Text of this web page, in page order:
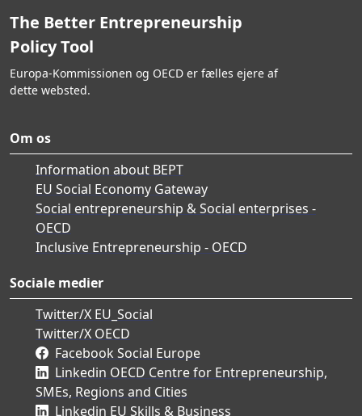
The Better Entrepreneurship
Policy Tool
Europa-Kommissionen og OECD er fælles ejere af
dette websted.
Om os
Information about BEPT
EU Social Economy Gateway
Social entrepreneurship & Social enterprises -
OECD
Inclusive Entrepreneurship - OECD
Sociale medier
Twitter/X EU_Social
Twitter/X OECD
Facebook Social Europe
Linkedin OECD Centre for Entrepreneurship,
SMEs, Regions and Cities
Linkedin EU Skills & Business